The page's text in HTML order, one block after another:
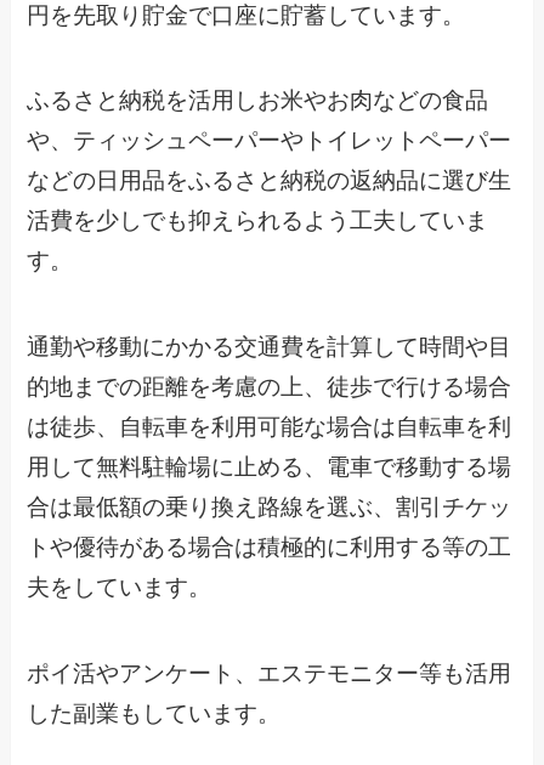
円を先取り貯金で口座に貯蓄しています。
ふるさと納税を活用しお米やお肉などの食品
や、ティッシュペーパーやトイレットペーパー
などの日用品をふるさと納税の返納品に選び生
活費を少しでも抑えられるよう工夫していま
す。
通勤や移動にかかる交通費を計算して時間や目
的地までの距離を考慮の上、徒歩で行ける場合
は徒歩、自転車を利用可能な場合は自転車を利
用して無料駐輪場に止める、電車で移動する場
合は最低額の乗り換え路線を選ぶ、割引チケッ
トや優待がある場合は積極的に利用する等の工
夫をしています。
ポイ活やアンケート、エステモニター等も活用
した副業もしています。